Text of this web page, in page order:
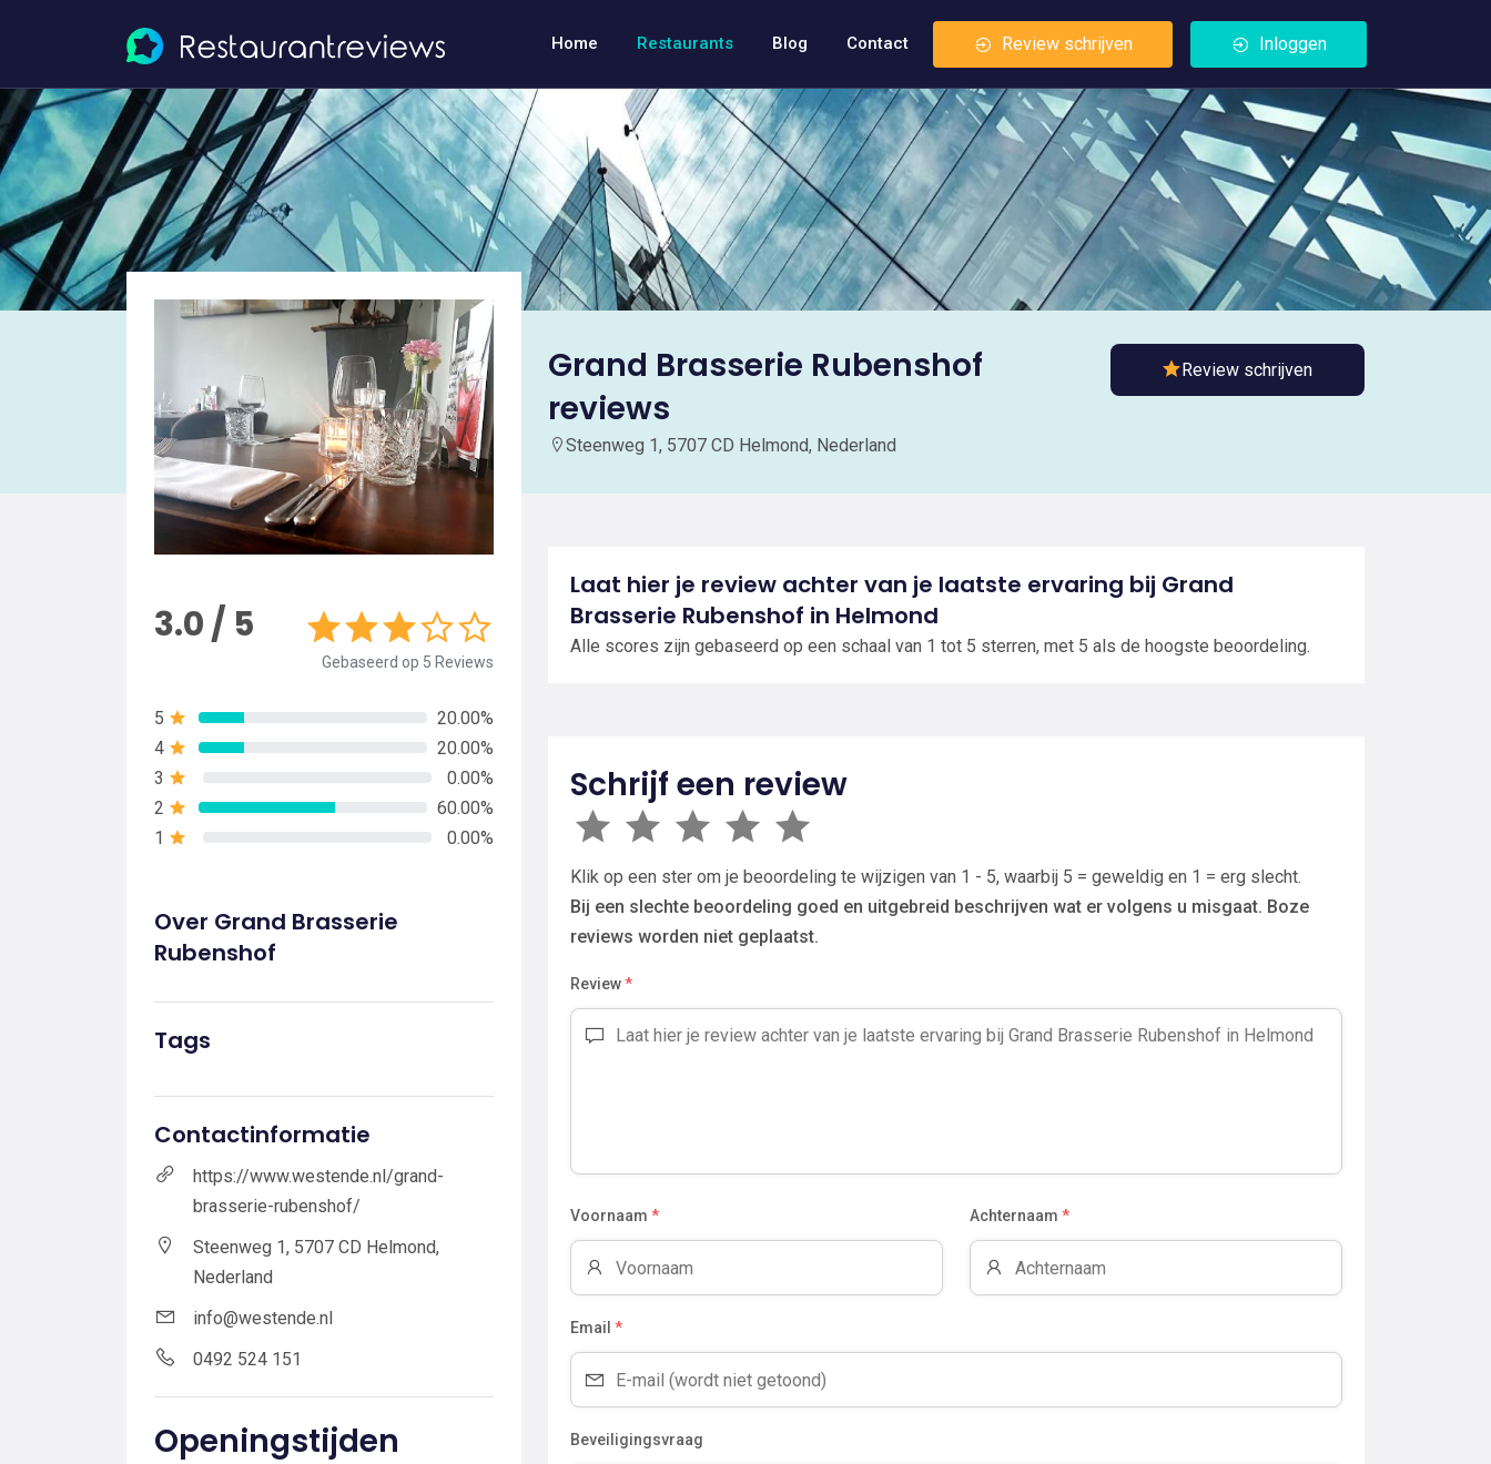
Home Restaurants Blog Contact Review schrijven Inloggen
Grand Brasserie Rubenshof
reviews
Steenweg 1, 5707 CD Helmond, Nederland
Review schrijven
3.0 / 5
Gebaseerd op 5 Reviews
5
20.00%
4
20.00%
3
0.00%
2
60.00%
1
0.00%
Over Grand Brasserie
Rubenshof
Tags
Contactinformatie
https://www.westende.nl/grand-
brasserie-rubenshof/
Steenweg 1, 5707 CD Helmond,
Nederland
info@westende.nl
0492 524 151
Openingstijden
Laat hier je review achter van je laatste ervaring bij Grand
Brasserie Rubenshof in Helmond
Alle scores zijn gebaseerd op een schaal van 1 tot 5 sterren, met 5 als de hoogste beoordeling.
Schrijf een review
Klik op een ster om je beoordeling te wijzigen van 1 - 5, waarbij 5 = geweldig en 1 = erg slecht.
Bij een slechte beoordeling goed en uitgebreid beschrijven wat er volgens u misgaat. Boze
reviews worden niet geplaatst.
Review*
Voornaam * Achternaam *
Email *
Beveiligingsvraag